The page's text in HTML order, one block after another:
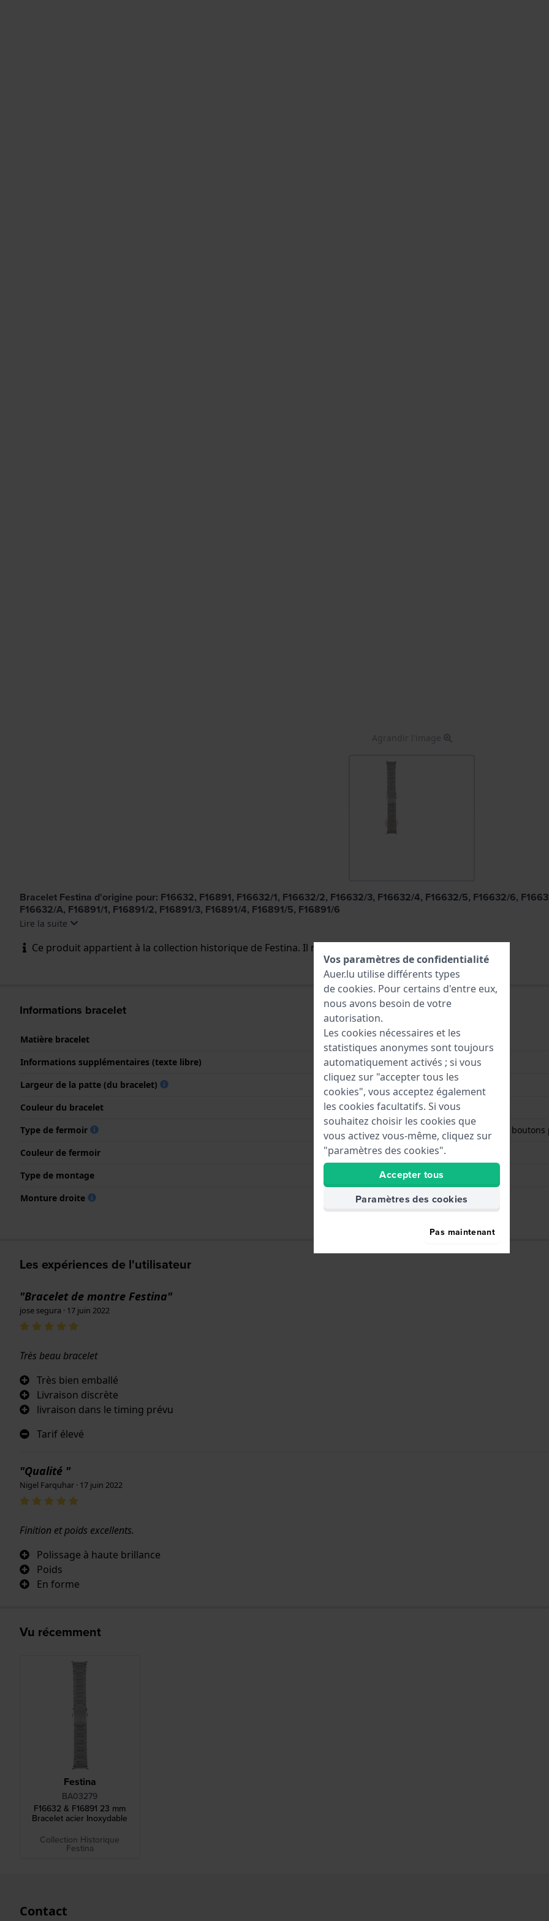
Agrandir l'image
Bracelet Festina d'origine pour: F16632, F16891, F16632/1, F16632/2, F16632/3, F16632/4, F16632/5, F16632/6,
F16632/A, F16891/1, F16891/2, F16891/3, F16891/4, F16891/5, F16891/6
Lire la suite
Ce produit appartient à la collection historique de Festina. Il n'est plus disponible / à vendre.
Informations bracelet
Matière bracelet
Acier inoxydable
Informations supplémentaires (texte libre)
Stainless Steel Bracelet
Largeur de la patte (du bracelet)
23 mm
Couleur du bracelet
Argent
Type de fermoir
Boucle déployante avec
Couleur de fermoir
Argent
Type de montage
Épingles à ressort
Monture droite
Non
Les expériences de l'utilisateur
"Bracelet de montre Festina"
jose segura · 17 juin 2022
Très beau bracelet
Très bien emballé
Livraison discrète
livraison dans le timing prévu
Tarif élevé
"Qualité "
Nigel Farquhar · 17 juin 2022
Finition et poids excellents.
Polissage à haute brillance
Poids
En forme
Vu récemment
Festina
BA03279
F16632 & F16891 23 mm
Bracelet acier Inoxydable
Collection Historique
Festina
Contact
Vos paramètres de confidentialité
Auer.lu utilise différents types
de cookies. Pour certains d'entre eux,
nous avons besoin de votre
autorisation.
Les cookies nécessaires et les
statistiques anonymes sont toujours
automatiquement activés ; si vous
cliquez sur "accepter tous les
cookies", vous acceptez également
les cookies facultatifs. Si vous
souhaitez choisir les cookies que
vous activez vous-même, cliquez sur
"paramètres des cookies".
Accepter tous
Paramètres des cookies
Pas maintenant